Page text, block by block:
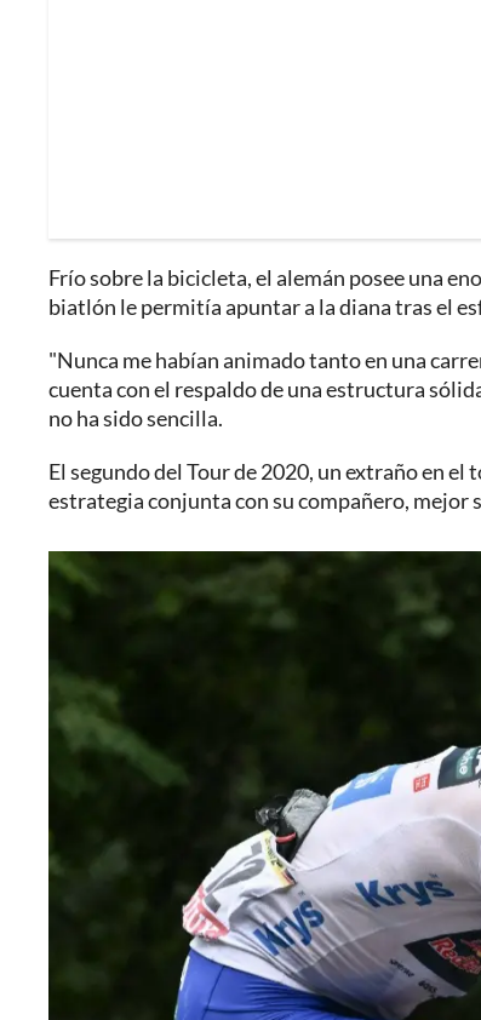
Frío sobre la bicicleta, el alemán posee una
biatlón le permitía apuntar a la diana tras el
"Nunca me habían animado tanto en una
cuenta con el respaldo de una estructura
no ha sido sencilla.
El segundo del Tour de 2020, un extraño en
estrategia conjunta con su compañero, mejor